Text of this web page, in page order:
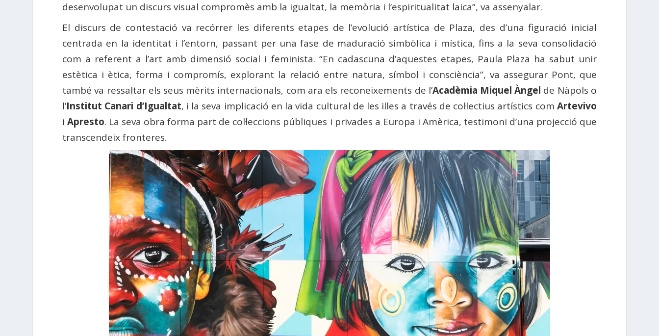
desenvolupat un discurs visual compromès amb la igualtat, la memòria i l’espiritualitat laica”, va assenyalar.
El discurs de contestació va recórrer les diferents etapes de l’evolució artística de Plaza, des d’una figuració inicial
centrada en la identitat i l’entorn, passant per una fase de maduració simbòlica i mística, fins a la seva consolidació
com a referent a l’art amb dimensió social i feminista. “En cadascuna d’aquestes etapes, Paula Plaza ha sabut unir
estètica i ètica, forma i compromís, explorant la relació entre natura, símbol i consciència”, va assegurar Pont, que
també va ressaltar els seus mèrits internacionals, com ara els reconeixements de l’Acadèmia Miquel Àngel de Nàpols o
l’Institut Canari d’Igualtat, i la seva implicació en la vida cultural de les illes a través de col·lectius artístics com Artevivo
iApresto. La seva obra forma part de col·leccions públiques i privades a Europa i Amèrica, testimoni d’una projecció que
transcendeix fronteres.